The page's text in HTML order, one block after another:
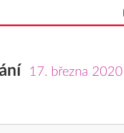
17. března 2020